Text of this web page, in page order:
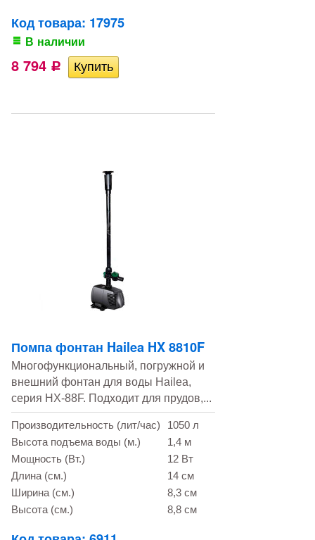
Код товара: 17975
В наличии
8 794 Р
Помпа фонтан Hailea HX 8810F
Многофункциональный, погружной и
внешний фонтан для воды Hailea,
серия HX-88F. Подходит для прудов,...
Производительность (лит/час)
1050 л
Высота подъема воды (м.)
1,4 м
Мощность (Вт.)
12 Вт
Длина (см.)
14 см
Ширина (см.)
8,3 см
Высота (см.)
8,8 см